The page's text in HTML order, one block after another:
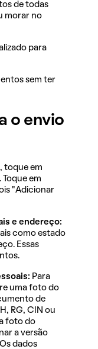
de todas
morar no
para
sem ter
o envio
toque em
em
"Adicionar
e endereço:
como estado
Essas
Para
uma foto do
de
RG, CIN ou
foto do
a versão
dados